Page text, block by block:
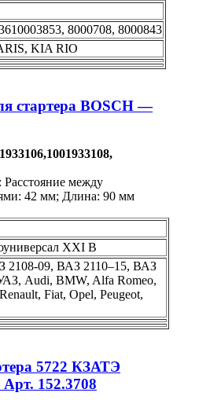
8000708, 8000843
KIA RIO
стартера BOSCH —
Расстояние между
42 мм; Длина: 90 мм
ХХI В
2108-09, ВАЗ 2110–15, ВАЗ
Audi, BMW, Alfa Romeo,
Fiat, Opel, Peugeot,
5722 КЗАТЭ
152.3708